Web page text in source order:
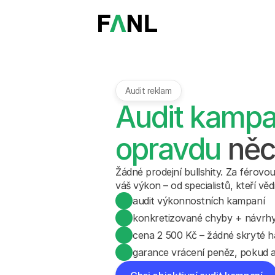
Audit reklam
Audit
opravdu
Žádné prodejní bullshity. Za
váš výkon – od specialistů, kteří
audit výkonnostních kampaní
konkretizované chyby +
cena 2 500 Kč – žádné skryté
garance vrácení peněz, pokud